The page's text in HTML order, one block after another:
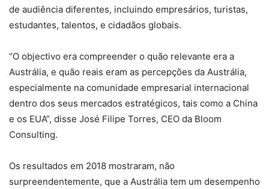
de audiência diferentes, incluindo empresários, turistas,
estudantes, talentos, e cidadãos globais.
“O objectivo era compreender o quão relevante era a
Austrália, e quão reais eram as percepções da Austrália,
especialmente na comunidade empresarial internacional
dentro dos seus mercados estratégicos, tais como a China
e os EUA”, disse José Filipe Torres, CEO da Bloom
Consulting.
Os resultados em 2018 mostraram, não
surpreendentemente, que a Austrália tem um desempenho